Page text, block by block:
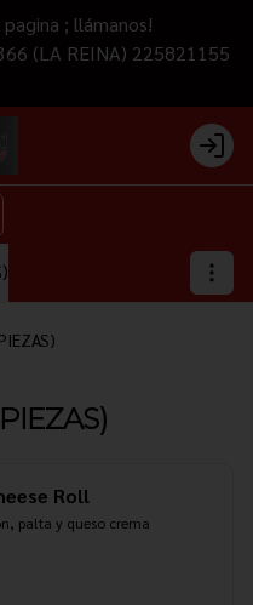
; llámanos!
(LA REINA) 225821155
Login
Roll
palta y queso crema